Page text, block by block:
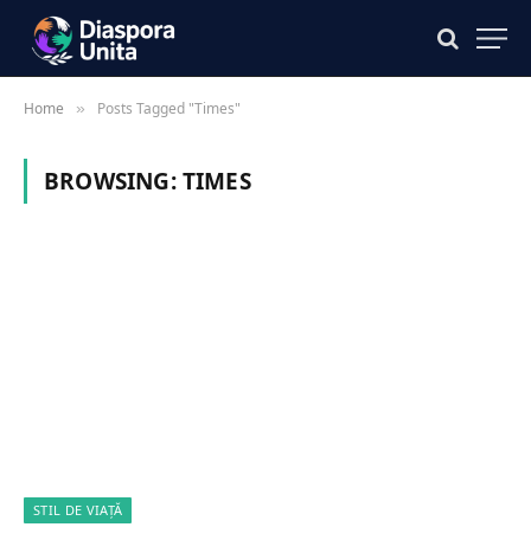
Home » Posts Tagged "Times"
BROWSING:TIMES
STIL DE VIAȚĂ